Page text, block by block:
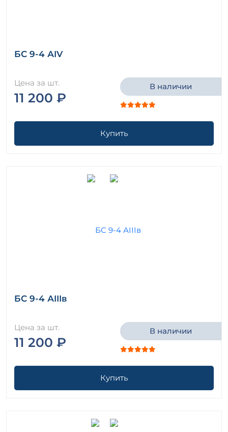
БС 9-4 АIV
Цена за шт.
11 200 ₽
В наличии
Купить
БС 9-4 АIIIв
Цена за шт.
11 200 ₽
В наличии
Купить